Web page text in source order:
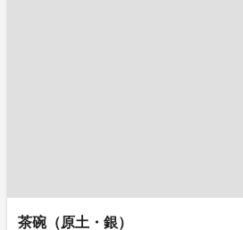
茶碗（原土・銀）